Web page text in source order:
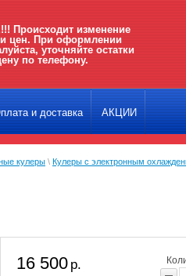
Происходит изменение
и цен. При оформлении
уточняйте остатки
по телефону.
и доставка АКЦИИ
кулеры \ Кулеры с электронным
16 500 р.